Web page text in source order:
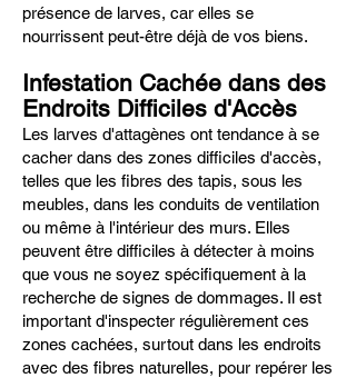
présence de larves, car elles se
nourrissent peut-être déjà de vos biens.
Infestation Cachée dans des
Endroits Difficiles d'Accès
Les larves d'attagènes ont tendance à se
cacher dans des zones difficiles d'accès,
telles que les fibres des tapis, sous les
meubles, dans les conduits de ventilation
ou même à l'intérieur des murs. Elles
peuvent être difficiles à détecter à moins
que vous ne soyez spécifiquement à la
recherche de signes de dommages. Il est
important d'inspecter régulièrement ces
zones cachées, surtout dans les endroits
avec des fibres naturelles, pour repérer les